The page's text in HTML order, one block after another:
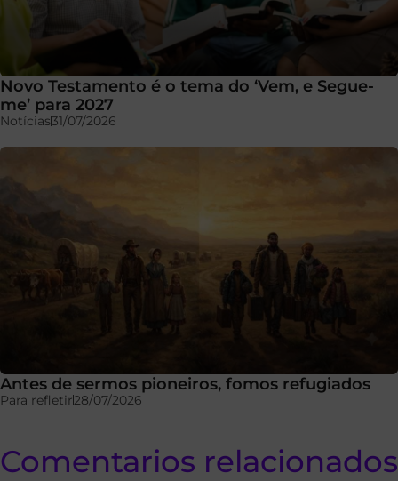
Novo Testamento é o tema do ‘Vem, e Segue-
me’ para 2027
Notícias31/07/2026
Antes de sermos pioneiros, fomos refugiados
Para refletir28/07/2026
Comentarios relacionados